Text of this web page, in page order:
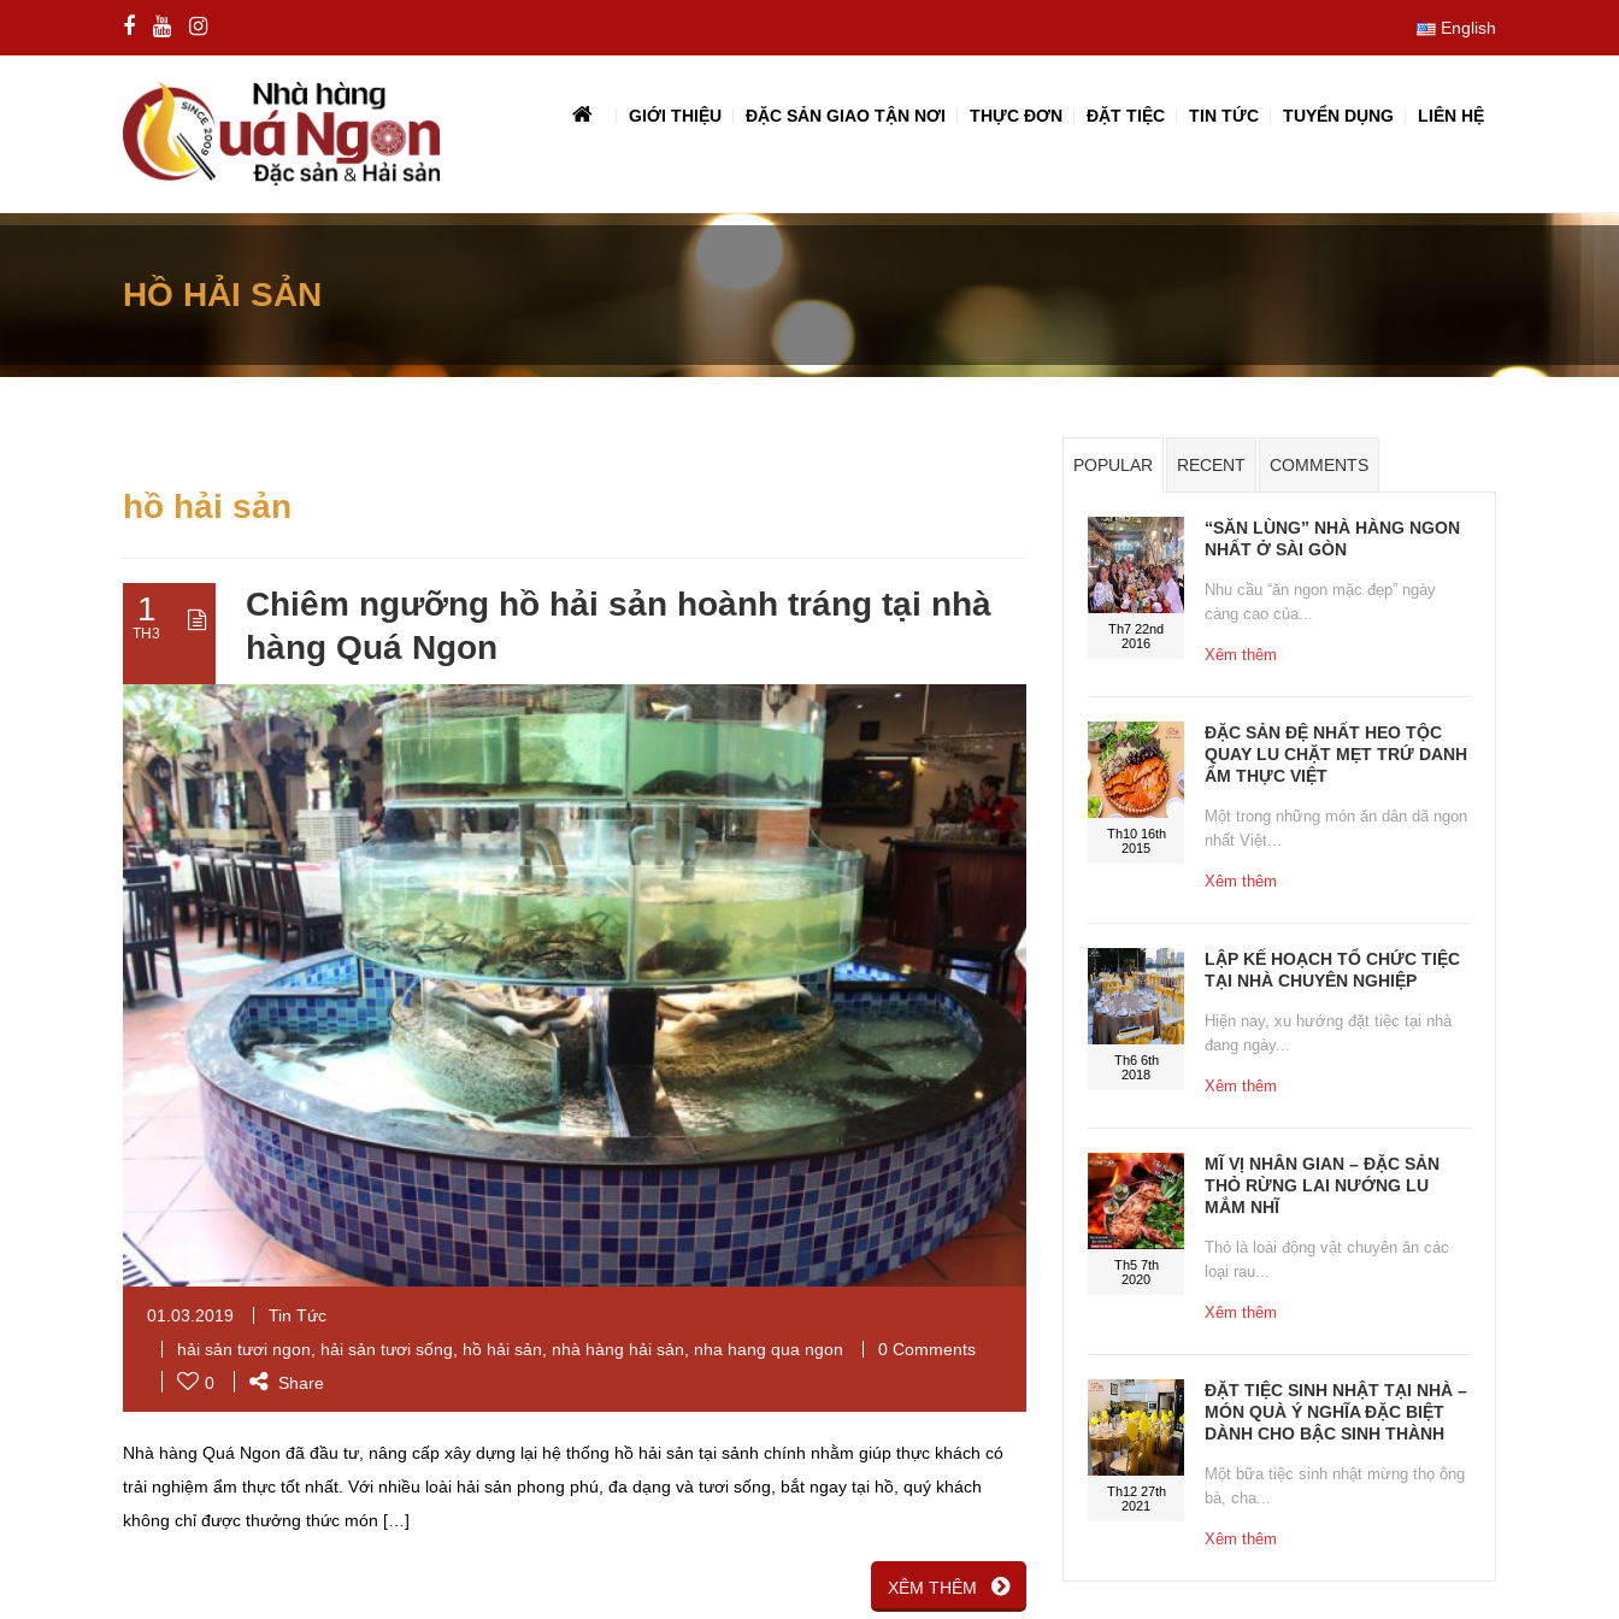
English
GIỚI THIỆU ĐẶC SẢN GIAO TẬN NƠI THỰC ĐƠN ĐẶT TIỆC TIN TỨC TUYỂN DỤNG LIÊN HỆ
HỒ HẢI SẢN
hồ hải sản
1
TH3
Chiêm ngưỡng hồ hải sản hoành tráng tại nhà
hàng Quá Ngon
01.03.2019
Tin Tức
hải sản tươi ngon
hải sản tươi sống hồ hải sản nhà hàng hải sản nha hang qua ngon
0 Comments
0
Share
Nhà hàng Quá Ngon đã đầu tư, nâng cấp xây dựng lại hệ thống hồ hải sản tại sảnh chính nhằm giúp thực khách có
trải nghiệm ẩm thực tốt nhất. Với nhiều loài hải sản phong phú, đa dạng và tươi sống, bắt ngay tại hồ, quý khách
không chỉ được thưởng thức món […]
XÊM THÊM
POPULAR RECENT COMMENTS
Th7 22nd
2016
“SĂN LÙNG” NHÀ HÀNG NGON
NHẤT Ở SÀI GÒN
Nhu cầu “ăn ngon mặc đẹp” ngày
càng cao của...
Xêm thêm
Th10 16th
2015
ĐẶC SẢN ĐỆ NHẤT HEO TỘC
QUAY LU CHẶT MẸT TRỨ DANH
ẨM THỰC VIỆT
Một trong những món ăn dân dã ngon
nhất Việt...
Xêm thêm
Th6 6th
2018
LẬP KẾ HOẠCH TỔ CHỨC TIỆC
TẠI NHÀ CHUYÊN NGHIỆP
Hiện nay, xu hướng đặt tiệc tại nhà
đang ngày...
Xêm thêm
Th5 7th
2020
MĨ VỊ NHÂN GIAN – ĐẶC SẢN
THỎ RỪNG LAI NƯỚNG LU
MẮM NHĨ
Thỏ là loài động vật chuyên ăn các
loại rau...
Xêm thêm
Th12 27th
2021
ĐẶT TIỆC SINH NHẬT TẠI NHÀ –
MÓN QUÀ Ý NGHĨA ĐẶC BIỆT
DÀNH CHO BẬC SINH THÀNH
Một bữa tiệc sinh nhật mừng thọ ông
bà, cha...
Xêm thêm